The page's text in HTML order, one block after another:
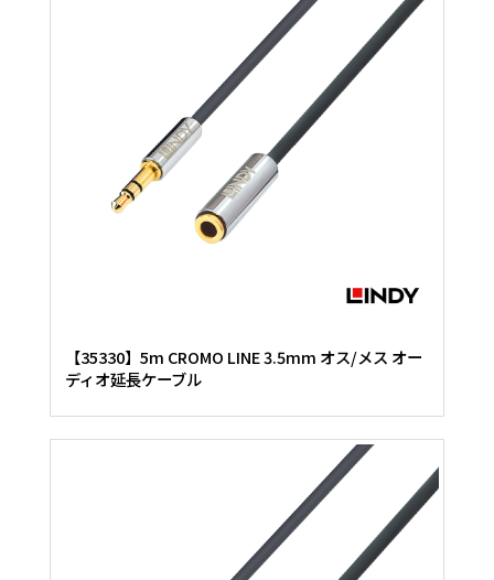
【35330】5m CROMO LINE 3.5mm オス/メス オー
ディオ延長ケーブル